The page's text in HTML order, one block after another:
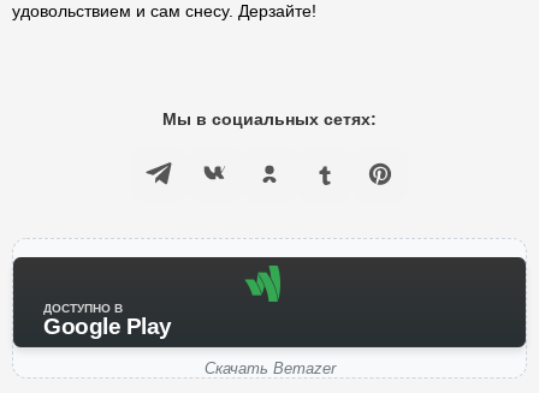
удовольствием и сам снесу. Дерзайте!
Мы в социальных сетях:
ДОСТУПНО В
Google Play
Скачать Bemazer